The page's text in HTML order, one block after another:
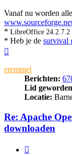
Vanaf nu worden
* LibreOffice
* Heb je de survival
eremmel
Berichten:
Lid
Locatie:
Re: Apache
downloaden